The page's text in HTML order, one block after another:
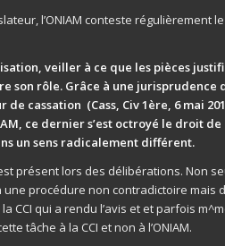
l’ONIAM conteste régulièrement
veiller à ce que les pièces
son rôle. Grâce à une jurisprudence
cassation (Cass, Civ 1ère, 6 mai
ce dernier s’est octroyé le droit
un sens radicalement différent.
présent lors des délibérations. Non
procédure non contradictoire mais
CCI qui a rendu l’avis et et parfois
tâche à la CCI et non à l’ONIAM.